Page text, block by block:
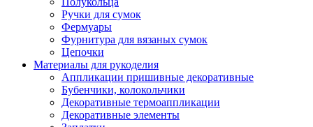
Ручки для сумок
Фермуары
Фурнитура для вязаных сумок
Цепочки
Материалы для рукоделия
Аппликации пришивные декоративные
Бубенчики, колокольчики
Декоративные термоаппликации
Декоративные элементы